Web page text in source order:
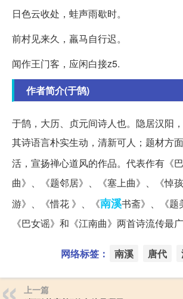
日色云收处，蛙声雨歇时。
前村见来久，羸马自行迟。
闻作王门客，应闲白接z5.
作者简介(于鹄)
于鹄，大历、贞元间诗人也。隐居汉阳，
其诗语言朴实生动，清新可人；题材方
活，宣扬禅心道风的作品。代表作有《
曲》、《题邻居》、《塞上曲》、《悼
游》、《惜花 》、《南溪书斋》、《题
《巴女谣》和《江南曲》两首诗流传最广
网络标签： 南溪 唐代
上一篇